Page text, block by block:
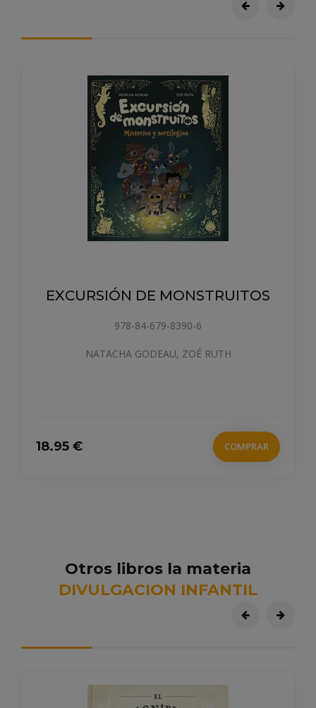
EXCURSIÓN DE MONSTRUITOS
978-84-679-8390-6
NATACHA GODEAU, ZOÉ RUTH
18.95 € COMPRAR
Otros libros la materia
DIVULGACION INFANTIL